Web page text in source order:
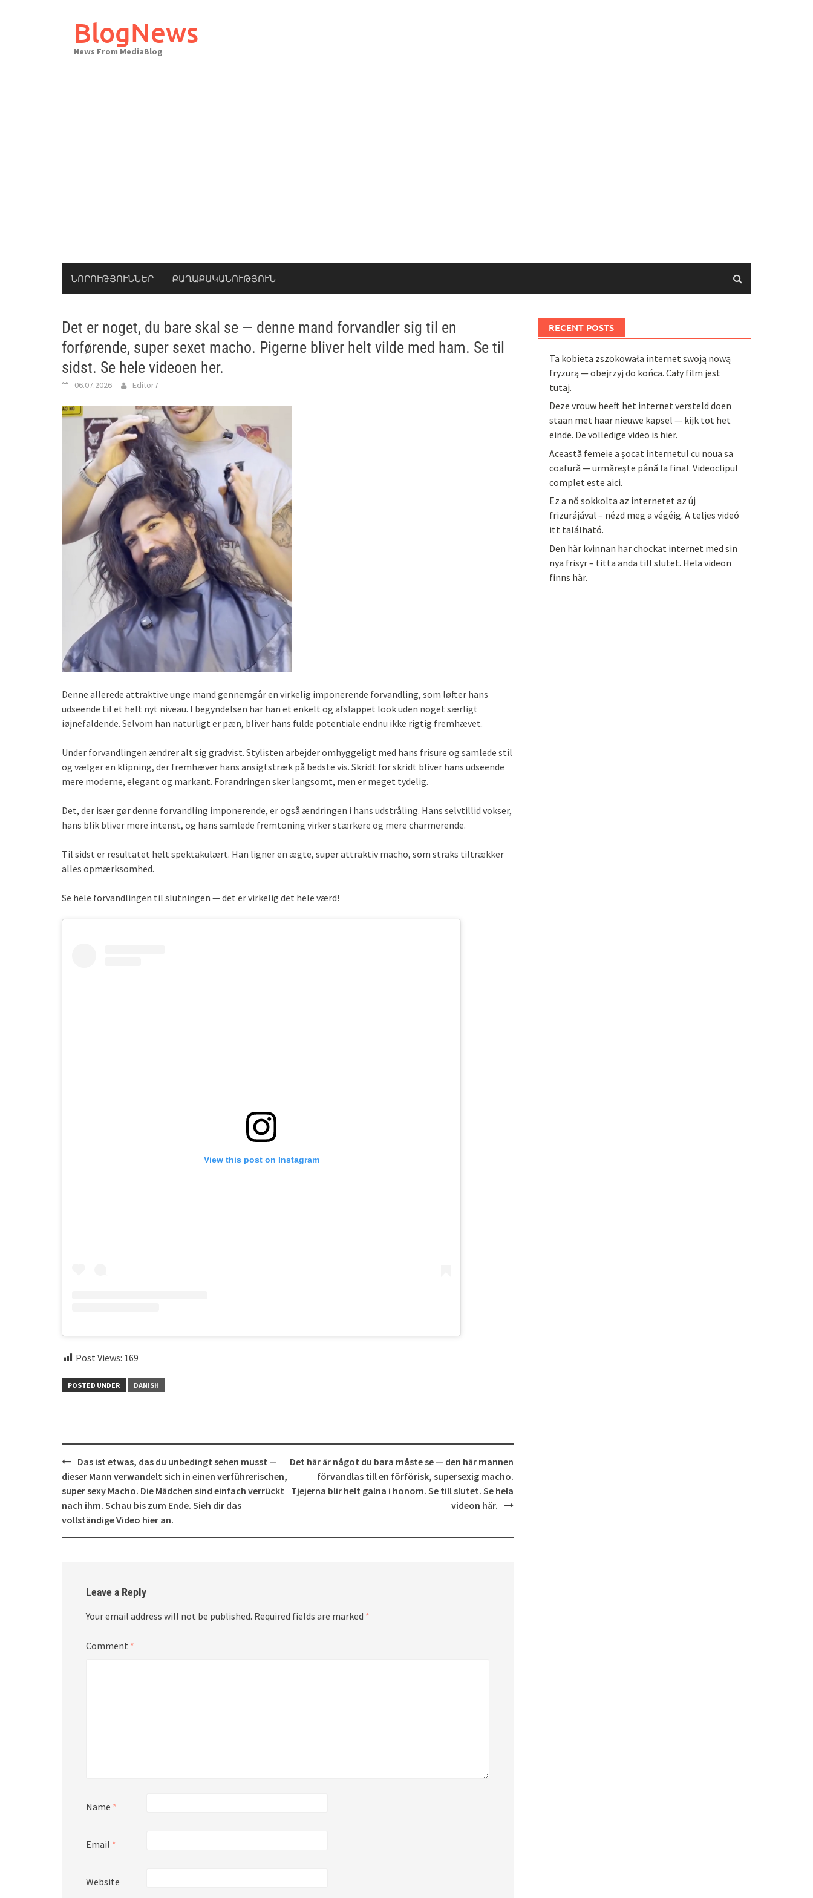
BlogNews
News From MediaBlog
ՆՈՐՈՒԹՅՈՒՆՆԵՐ ՔԱՂԱՔԱԿԱՆՈՒԹՅՈՒՆ
Det er noget, du bare skal se — denne mand forvandler sig til en
forførende, super sexet macho. Pigerne bliver helt vilde med ham. Se til
sidst. Se hele videoen her.
06.07.2026 Editor7
Denne allerede attraktive unge mand gennemgår en virkelig imponerende forvandling, som løfter hans
udseende til et helt nyt niveau. I begyndelsen har han et enkelt og afslappet look uden noget særligt
iøjnefaldende. Selvom han naturligt er pæn, bliver hans fulde potentiale endnu ikke rigtig fremhævet.
Under forvandlingen ændrer alt sig gradvist. Stylisten arbejder omhyggeligt med hans frisure og samlede stil
og vælger en klipning, der fremhæver hans ansigtstræk på bedste vis. Skridt for skridt bliver hans udseende
mere moderne, elegant og markant. Forandringen sker langsomt, men er meget tydelig.
Det, der især gør denne forvandling imponerende, er også ændringen i hans udstråling. Hans selvtillid vokser,
hans blik bliver mere intenst, og hans samlede fremtoning virker stærkere og mere charmerende.
Til sidst er resultatet helt spektakulært. Han ligner en ægte, super attraktiv macho, som straks tiltrækker
alles opmærksomhed.
Se hele forvandlingen til slutningen — det er virkelig det hele værd!
View this post on Instagram
Post Views: 169
POSTED UNDER DANISH
Post
navigation
Das ist etwas, das du unbedingt sehen musst —
dieser Mann verwandelt sich in einen verführerischen,
super sexy Macho. Die Mädchen sind einfach verrückt
nach ihm. Schau bis zum Ende. Sieh dir das
vollständige Video hier an.
Det här är något du bara måste se — den här mannen
förvandlas till en förförisk, supersexig macho.
Tjejerna blir helt galna i honom. Se till slutet. Se hela
videon här.
Leave a Reply
Your email address will not be published. Required fields are marked *
Comment *
Name *
Email *
Website
RECENT POSTS
Ta kobieta zszokowała internet swoją nową
fryzurą — obejrzyj do końca. Cały film jest
tutaj.
Deze vrouw heeft het internet versteld doen
staan met haar nieuwe kapsel — kijk tot het
einde. De volledige video is hier.
Această femeie a șocat internetul cu noua sa
coafură — urmărește până la final. Videoclipul
complet este aici.
Ez a nő sokkolta az internetet az új
frizurájával – nézd meg a végéig. A teljes videó
itt található.
Den här kvinnan har chockat internet med sin
nya frisyr – titta ända till slutet. Hela videon
finns här.